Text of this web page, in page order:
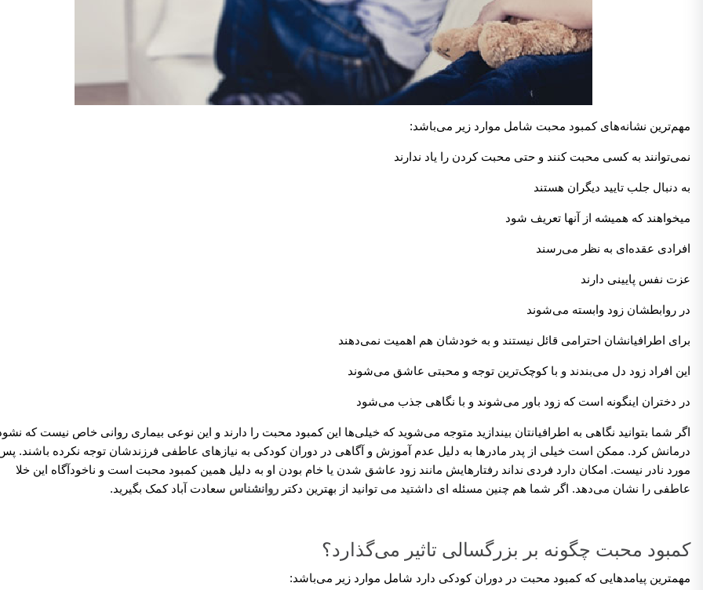
مهم‌ترین نشانه‌های کمبود محبت شامل موارد زیر می‌باشد:
نمی‌توانند به کسی محبت کنند و حتی محبت کردن را یاد ندارند
به دنبال جلب تایید دیگران هستند
میخواهند که همیشه از آنها تعریف شود
افرادی عقده‌ای به نظر می‌رسند
عزت نفس پایینی دارند
در روابطشان زود وابسته می‌شوند
برای اطرافیانشان احترامی قائل نیستند و به خودشان هم اهمیت نمی‌دهند
این افراد زود دل می‌بندند و با کوچک‌ترین توجه و محبتی عاشق می‌شوند
در دختران اینگونه است که زود باور می‌شوند و با نگاهی جذب می‌شود
اگر شما بتوانید نگاهی به اطرافیانتان بیندازید متوجه می‌شوید که خیلی‌ها این کمبود محبت را دارند و این نوعی بیماری روانی خاص نیست که
درمانش کرد. ممکن است خیلی از پدر مادرها به دلیل عدم آموزش و آگاهی در دوران کودکی به نیازهای عاطفی فرزندشان توجه نکرده باشند.
مورد نادر نیست. امکان دارد فردی نداند رفتارهایش مانند زود عاشق شدن یا خام بودن او به دلیل همین کمبود محبت است و ناخودآگاه این خلا
عاطفی را نشان می‌دهد. اگر شما هم چنین مسئله ای داشتید می توانید از بهترین دکترروانشناس سعادت آباد کمک بگیرید.
کمبود محبت چگونه بر بزرگسالی تاثیر می‌گذارد؟
مهمترین پیامدهایی که کمبود محبت در دوران کودکی دارد شامل موارد زیر می‌باشد: